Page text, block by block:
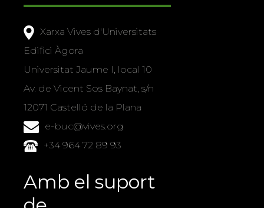
Xarxa Vives d'Universitats
Edifici Àgora
Universitat Jaume I, local 10
Av. de Vicent Sos Baynat, s/n
12071 Castelló de la Plana
e-buc@vives.org
+34 964 72 89 93
Amb el suport